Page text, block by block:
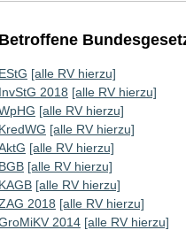
Betroffene
EStG [alle RV hierzu]
InvStG 2018 [alle RV hierzu]
[alle RV hierzu]
KredWG [alle RV hierzu]
[alle RV hierzu]
BGB [alle RV hierzu]
KAGB [alle RV hierzu]
2018 [alle RV hierzu]
2014 [alle RV hierzu]